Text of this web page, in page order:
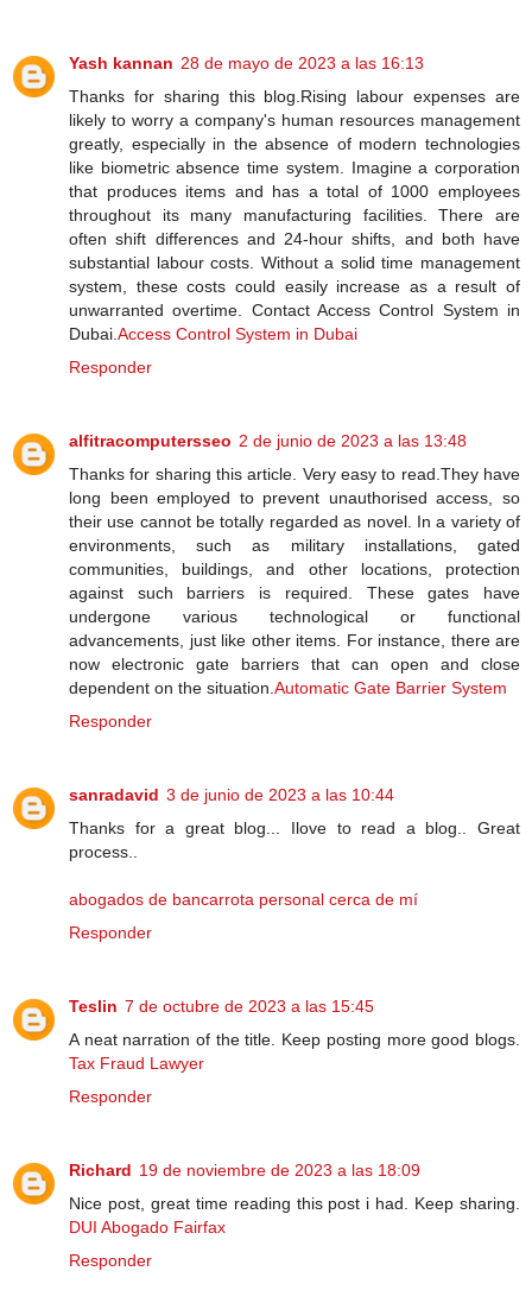
Yash kannan 28 de mayo de 2023 a las 16:13
Thanks for sharing this blog.Rising labour expenses are
likely to worry a company's human resources management
greatly, especially in the absence of modern technologies
like biometric absence time system. Imagine a corporation
that produces items and has a total of 1000 employees
throughout its many manufacturing facilities. There are
often shift differences and 24-hour shifts, and both have
substantial labour costs. Without a solid time management
system, these costs could easily increase as a result of
unwarranted overtime. Contact Access Control System in
Dubai. Access Control System in Dubai
Responder
alfitracomputersseo 2 de junio de 2023 a las 13:48
Thanks for sharing this article. Very easy to read.They have
long been employed to prevent unauthorised access, so
their use cannot be totally regarded as novel. In a variety of
environments, such as military installations, gated
communities, buildings, and other locations, protection
against such barriers is required. These gates have
undergone various technological or functional
advancements, just like other items. For instance, there are
now electronic gate barriers that can open and close
dependent on the situation. Automatic Gate Barrier System
Responder
sanradavid 3 de junio de 2023 a las 10:44
Thanks for a great blog... Ilove to read a blog.. Great
process..
abogados de bancarrota personal cerca de mí
Responder
Teslin 7 de octubre de 2023 a las 15:45
A neat narration of the title. Keep posting more good blogs.
Tax Fraud Lawyer
Responder
Richard 19 de noviembre de 2023 a las 18:09
Nice post, great time reading this post i had. Keep sharing.
DUI Abogado Fairfax
Responder